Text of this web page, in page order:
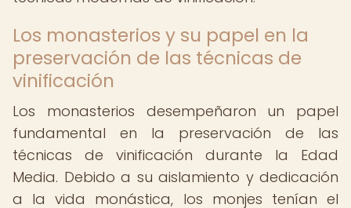
Los monasterios y su papel en la
preservación de las técnicas de
vinificación
Los monasterios desempeñaron un papel
fundamental en la preservación de las
técnicas de vinificación durante la Edad
Media. Debido a su aislamiento y dedicación
a la vida monástica, los monjes tenían el